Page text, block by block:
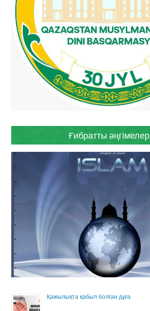
Ғибратты әңгімелер
Қажылықта қабыл болған дұға